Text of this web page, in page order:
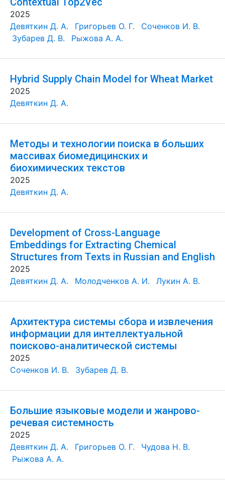
2025
Девяткин Д. А.
Григорьев О. Г.
Соченков И. В.
Зубарев Д. В.
Рыжова А. А.
Hybrid Supply Chain Model for Wheat Market
2025
Девяткин Д. А.
Методы и технологии поиска в больших
массивах биомедицинских и
биохимических текстов
2025
Девяткин Д. А.
Development of Cross-Language
Embeddings for Extracting Chemical
Structures from Texts in Russian and English
2025
Девяткин Д. А.
Молодченков А. И. Лукин А. В.
Архитектура системы сбора и извлечения
информации для интеллектуальной
поисково-аналитической системы
2025
Соченков И. В.
Зубарев Д. В.
Большие языковые модели и жанрово-
речевая системность
2025
Девяткин Д. А.
Григорьев О. Г.
Чудова Н. В.
Рыжова А. А.